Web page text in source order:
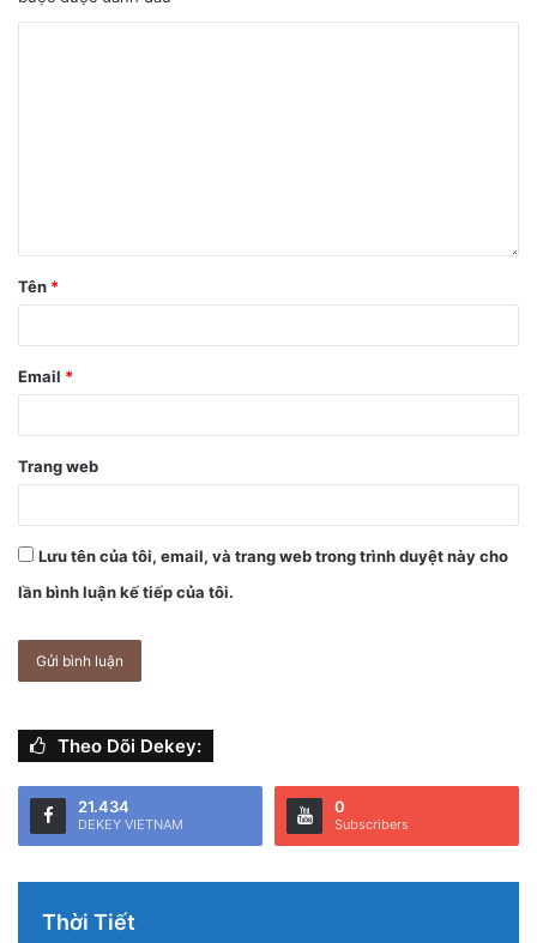
Tên *
Email *
Trang web
Lưu tên của tôi, email, và trang web trong trình duyệt này cho
lần bình luận kế tiếp của tôi.
Theo Dõi Dekey:
21.434
DEKEY VIETNAM
0
Subscribers
Thời Tiết